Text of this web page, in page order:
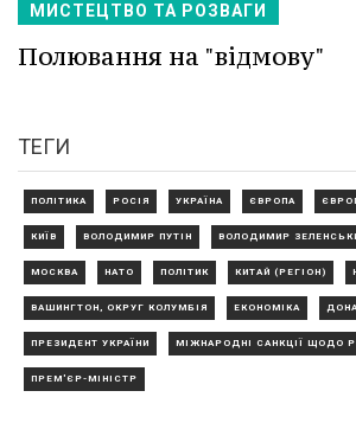
МИСТЕЦТВО ТА РОЗВАГИ
Полювання на "відмову"
ТЕГИ
ПОЛІТИКА РОСІЯ УКРАЇНА ЄВРОПА
КИЇВ ВОЛОДИМИР ПУТІН ВОЛОДИМИР
МОСКВА НАТО ПОЛІТИК КИТАЙ (РЕГІОН)
ВАШИНГТОН, ОКРУГ КОЛУМБІЯ ЕКОНОМІКА
ПРЕЗИДЕНТ УКРАЇНИ МІЖНАРОДНІ САНКЦІЇ ЩОДО
ПРЕМ'ЄР-МІНІСТР